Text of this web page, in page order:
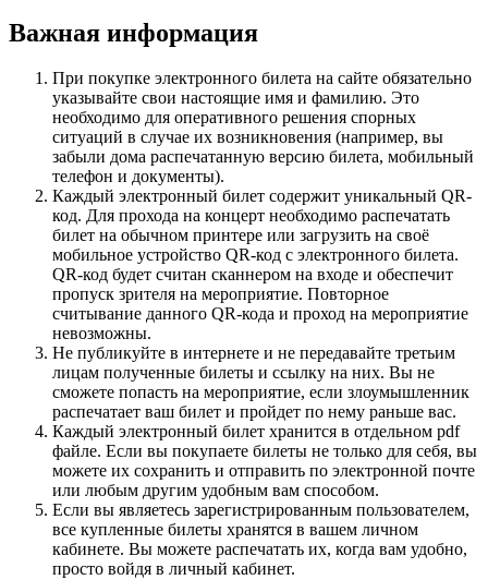
Важная информация
При покупке электронного билета на сайте обязательно
указывайте свои настоящие имя и фамилию. Это
необходимо для оперативного решения спорных
ситуаций в случае их возникновения (например, вы
забыли дома распечатанную версию билета, мобильный
телефон и документы).
Каждый электронный билет содержит уникальный QR-
код. Для прохода на концерт необходимо распечатать
билет на обычном принтере или загрузить на своё
мобильное устройство QR-код с электронного билета.
QR-код будет считан сканнером на входе и обеспечит
пропуск зрителя на мероприятие. Повторное
считывание данного QR-кода и проход на мероприятие
невозможны.
Не публикуйте в интернете и не передавайте третьим
лицам полученные билеты и ссылку на них. Вы не
сможете попасть на мероприятие, если злоумышленник
распечатает ваш билет и пройдет по нему раньше вас.
Каждый электронный билет хранится в отдельном pdf
файле. Если вы покупаете билеты не только для себя, вы
можете их сохранить и отправить по электронной почте
или любым другим удобным вам способом.
Если вы являетесь зарегистрированным пользователем,
все купленные билеты хранятся в вашем личном
кабинете. Вы можете распечатать их, когда вам удобно,
просто войдя в личный кабинет.